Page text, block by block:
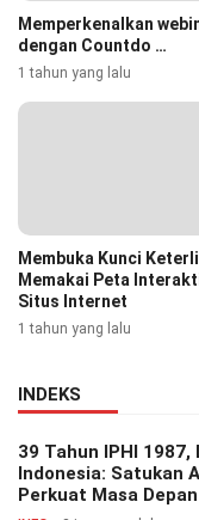
Memperkenalkan
dengan Countdo …
1 tahun yang lalu
Membuka Kunci
Memakai Peta
Situs Internet
1 tahun yang lalu
INDEKS
39 Tahun IPHI
Indonesia: Satukan
Perkuat Masa